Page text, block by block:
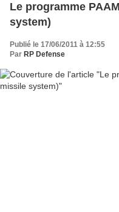
Le programme
system)
Publié le 17/06/2011 à 12:55
Par RP Defense